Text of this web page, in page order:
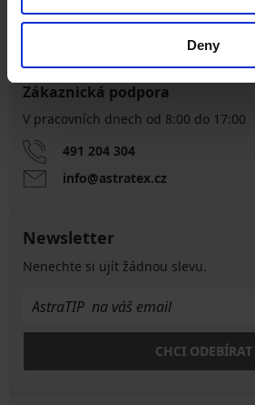
Deny
Výhodné poštovné
Zákaznická podpora
V pracovních dnech od 8:00 do 17:00
491 204 304
info@astratex.cz
Newsletter
Nenechte si ujít žádnou slevu.
CHCI ODEBÍRAT